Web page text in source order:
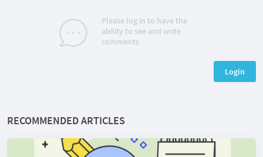
Please log in to have the
ability to see and write
comments
Login
RECOMMENDED ARTICLES